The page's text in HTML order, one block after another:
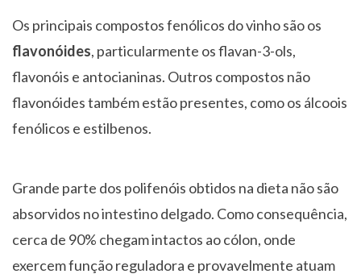
Os principais compostos fenólicos do vinho são os
flavonóides, particularmente os flavan-3-ols,
flavonóis e antocianinas. Outros compostos não
flavonóides também estão presentes, como os álcoois
fenólicos e estilbenos.
Grande parte dos polifenóis obtidos na dieta não são
absorvidos no intestino delgado. Como consequência,
cerca de 90% chegam intactos ao cólon, onde
exercem função reguladora e provavelmente atuam